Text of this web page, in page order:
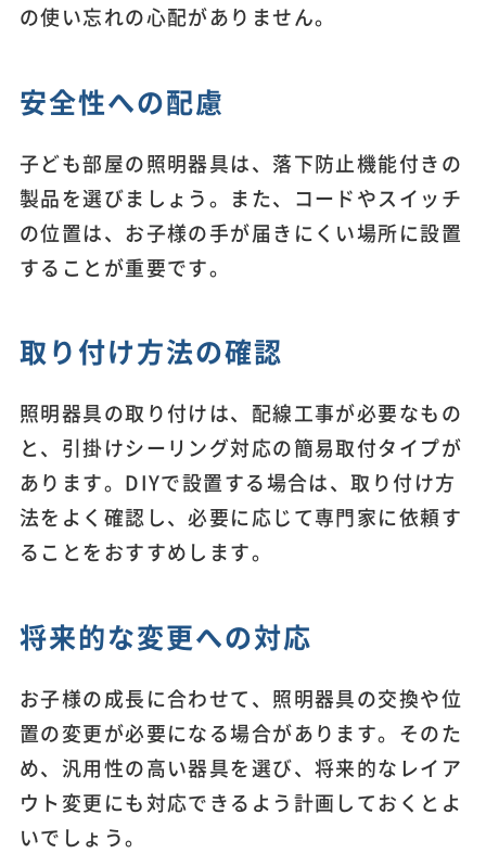
の使い忘れの心配がありません。
安全性への配慮
子ども部屋の照明器具は、落下防止機能付きの
製品を選びましょう。また、コードやスイッチ
の位置は、お子様の手が届きにくい場所に設置
することが重要です。
取り付け方法の確認
照明器具の取り付けは、配線工事が必要なもの
と、引掛けシーリング対応の簡易取付タイプが
あります。DIYで設置する場合は、取り付け方
法をよく確認し、必要に応じて専門家に依頼す
ることをおすすめします。
将来的な変更への対応
お子様の成長に合わせて、照明器具の交換や位
置の変更が必要になる場合があります。そのた
め、汎用性の高い器具を選び、将来的なレイア
ウト変更にも対応できるよう計画しておくとよ
いでしょう。